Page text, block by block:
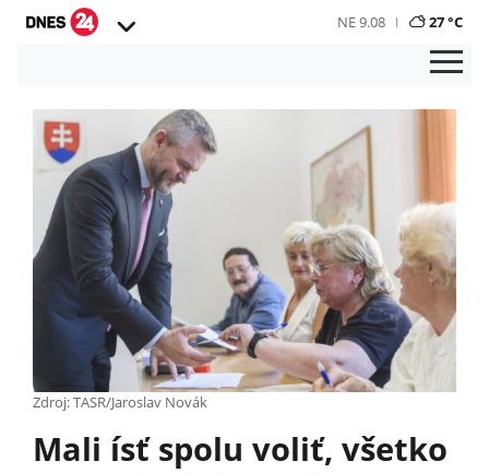
NE 9.08 27 °C
Zdroj: TASR/Jaroslav Novák
Mali ísť spolu voliť, všetko